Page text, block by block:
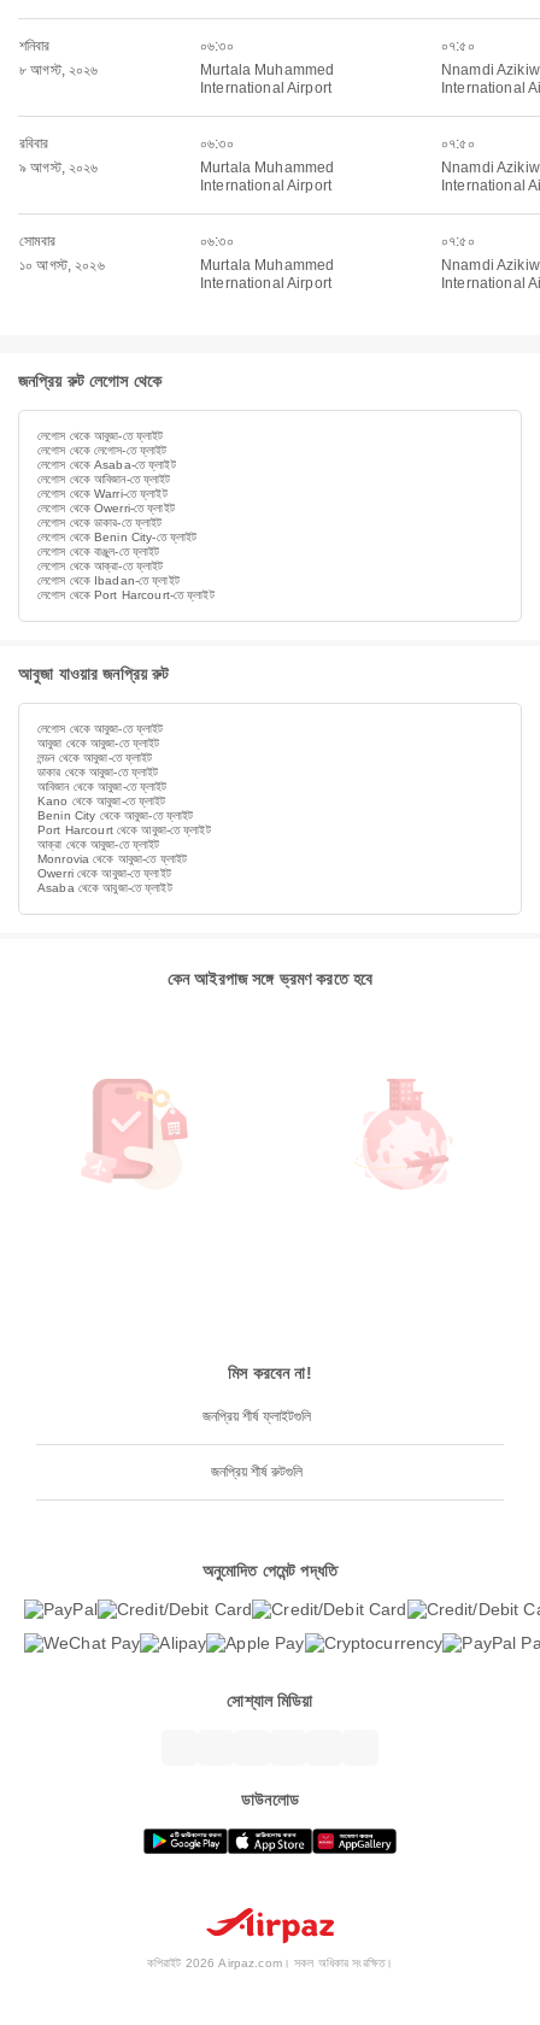
শনিবার
৮ আগস্ট, ২০২৬
০৬:৩০
Murtala Muhammed
International Airport
০৭:৫০
Nnamdi
International
রবিবার
৯ আগস্ট, ২০২৬
০৬:৩০
Murtala Muhammed
International Airport
০৭:৫০
Nnamdi
International
সোমবার
১০ আগস্ট, ২০২৬
০৬:৩০
Murtala Muhammed
International Airport
০৭:৫০
Nnamdi
International
জনপ্রিয় রুট লেগোস থেকে
লেগোস থেকে আবুজা-তে ফ্লাইট
লেগোস থেকে লেগোস-তে ফ্লাইট
লেগোস থেকে Asaba-তে ফ্লাইট
লেগোস থেকে আবিজান-তে ফ্লাইট
লেগোস থেকে Warri-তে ফ্লাইট
লেগোস থেকে Owerri-তে ফ্লাইট
লেগোস থেকে ডাকার-তে ফ্লাইট
লেগোস থেকে Benin City-তে ফ্লাইট
লেগোস থেকে বাঞ্জুল-তে ফ্লাইট
লেগোস থেকে আক্রা-তে ফ্লাইট
লেগোস থেকে Ibadan-তে ফ্লাইট
লেগোস থেকে Port Harcourt-তে ফ্লাইট
আবুজা যাওয়ার জনপ্রিয় রুট
লেগোস থেকে আবুজা-তে ফ্লাইট
আবুজা থেকে আবুজা-তে ফ্লাইট
লন্ডন থেকে আবুজা-তে ফ্লাইট
ডাকার থেকে আবুজা-তে ফ্লাইট
আবিজান থেকে আবুজা-তে ফ্লাইট
Kano থেকে আবুজা-তে ফ্লাইট
Benin City থেকে আবুজা-তে ফ্লাইট
Port Harcourt থেকে আবুজা-তে ফ্লাইট
আক্রা থেকে আবুজা-তে ফ্লাইট
Monrovia থেকে আবুজা-তে ফ্লাইট
Owerri থেকে আবুজা-তে ফ্লাইট
Asaba থেকে আবুজা-তে ফ্লাইট
কেন আইরপাজ সঙ্গে ভ্রমণ করতে হবে
মিস করবেন না!
জনপ্রিয় শীর্ষ ফ্লাইটগুলি
জনপ্রিয় শীর্ষ রুটগুলি
অনুমোদিত পেমেন্ট পদ্ধতি
সোশ্যাল মিডিয়া
ডাউনলোড
কপিরাইট 2026 Airpaz.com। সকল অধিকার সংরক্ষিত।